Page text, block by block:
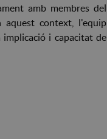
amb membres del
aquest context, l'equip
implicació i capacitat de